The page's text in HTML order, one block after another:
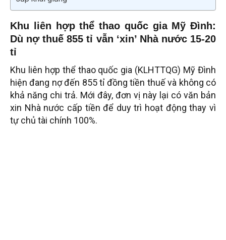
Khu liên hợp thể thao quốc gia Mỹ Đình:
Dù nợ thuế 855 tỉ vẫn ‘xin’ Nhà nước 15-20
tỉ
Khu liên hợp thể thao quốc gia (KLHTTQG) Mỹ Đình
hiện đang nợ đến 855 tỉ đồng tiền thuế và không có
khả năng chi trả. Mới đây, đơn vị này lại có văn bản
xin Nhà nước cấp tiền để duy trì hoạt động thay vì
tự chủ tài chính 100%.